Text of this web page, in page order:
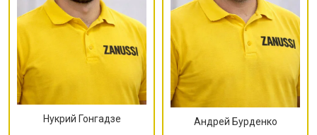
Нукрий Гонгадзе Андрей Бурденко